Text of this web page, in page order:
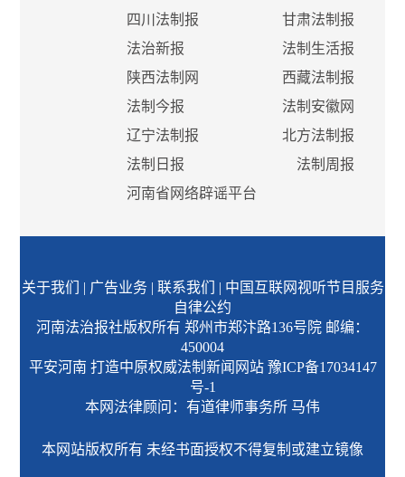
四川法制报
甘肃法制报
法治新报
法制生活报
陕西法制网
西藏法制报
法制今报
法制安徽网
辽宁法制报
北方法制报
法制日报
法制周报
河南省网络辟谣平台
关于我们 | 广告业务| 联系我们 | 中国互联网视听节目服务
自律公约
河南法治报社版权所有 郑州市郑汴路136号院 邮编：
450004
平安河南 打造中原权威法制新闻网站 豫ICP备17034147
号-1
本网法律顾问：有道律师事务所 马伟
本网站版权所有 未经书面授权不得复制或建立镜像